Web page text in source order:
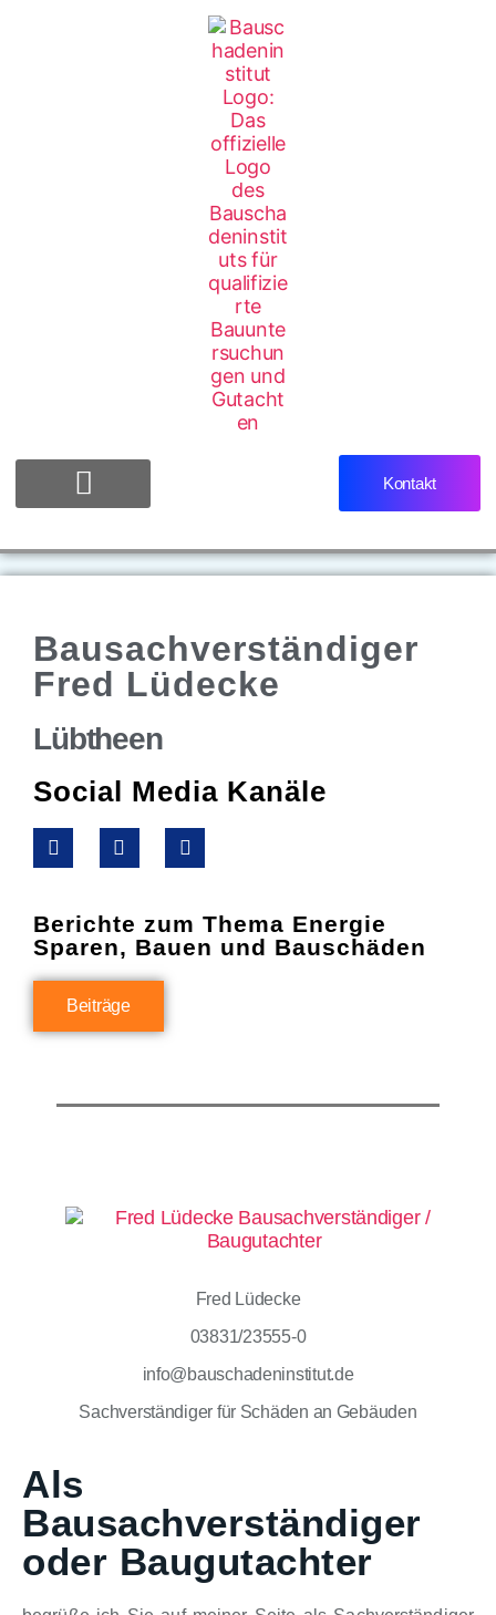
Kontakt
Bausachverständiger
Fred Lüdecke
Lübtheen
Social Media Kanäle
Berichte zum Thema Energie
Sparen, Bauen und Bauschäden
Beiträge
Fred Lüdecke
03831/23555-0
info@bauschadeninstitut.de
Sachverständiger für Schäden an Gebäuden
Als
Bausachverständiger
oder Baugutachter